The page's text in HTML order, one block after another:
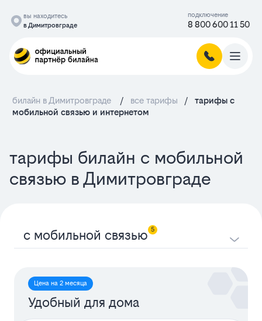
вы находитесь
в Димитровграде
подключение
8 800 600 11 50
билайн в Димитровграде / все тарифы /
тарифы с
мобильной связью и интернетом
тарифы билайн с мобильной
связью в Димитровграде
с мобильной связью 5
Цена на 2 месяца
Удобный для дома